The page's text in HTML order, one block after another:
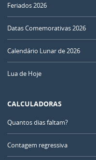
Feriados 2026
Datas Comemorativas 2026
Calendário Lunar de 2026
Lua de Hoje
CALCULADORAS
Quantos dias faltam?
Contagem regressiva